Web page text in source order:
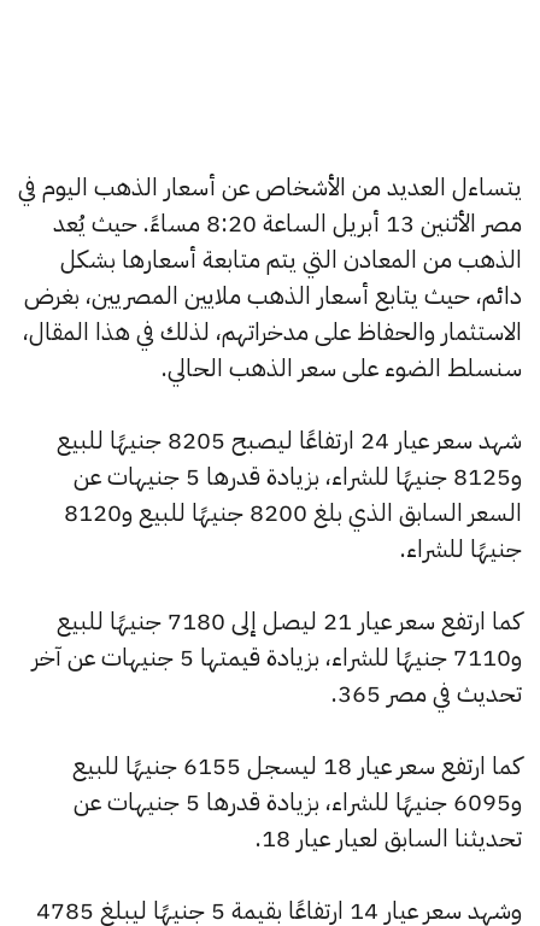
يتساءل العديد من الأشخاص عن أسعار الذهب اليوم في
مصر الأثنين 13 أبريل الساعة 8:20 مساءً. حيث يُعد
الذهب من المعادن التي يتم متابعة أسعارها بشكل
دائم، حيث يتابع أسعار الذهب ملايين المصريين، بغرض
الاستثمار والحفاظ على مدخراتهم، لذلك في هذا المقال،
سنسلط الضوء على سعر الذهب الحالي.
شهد سعر عيار 24 ارتفاعًا ليصبح 8205 جنيهًا للبيع
و8125 جنيهًا للشراء، بزيادة قدرها 5 جنيهات عن
السعر السابق الذي بلغ 8200 جنيهًا للبيع و8120
جنيهًا للشراء.
كما ارتفع سعر عيار 21 ليصل إلى 7180 جنيهًا للبيع
و7110 جنيهًا للشراء، بزيادة قيمتها 5 جنيهات عن آخر
تحديث في مصر 365.
كما ارتفع سعر عيار 18 ليسجل 6155 جنيهًا للبيع
و6095 جنيهًا للشراء، بزيادة قدرها 5 جنيهات عن
تحديثنا السابق لعيار عيار 18.
وشهد سعر عيار 14 ارتفاعًا بقيمة 5 جنيهًا ليبلغ 4785